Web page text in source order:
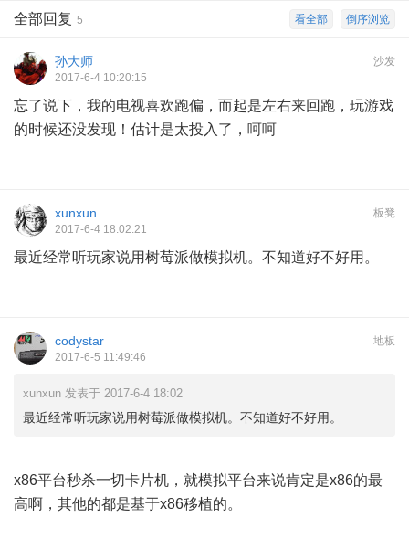
倒序浏览
看全部
全部回复 5
沙发
孙大师
2017-6-4 10:20:15
忘了说下，我的电视喜欢跑偏，而起是左右来回跑，玩游戏
的时候还没发现！估计是太投入了，呵呵
板凳
xunxun
2017-6-4 18:02:21
最近经常听玩家说用树莓派做模拟机。不知道好不好用。
地板
codystar
2017-6-5 11:49:46
xunxun 发表于 2017-6-4 18:02
最近经常听玩家说用树莓派做模拟机。不知道好不好用。
x86平台秒杀一切卡片机，就模拟平台来说肯定是x86的最
高啊，其他的都是基于x86移植的。